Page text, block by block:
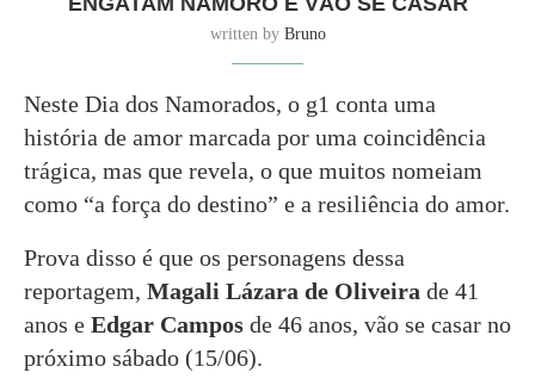
written by Bruno
Neste Dia dos Namorados, o g1 conta uma
história de amor marcada por uma coincidência
trágica, mas que revela, o que muitos nomeiam
como “a força do destino” e a resiliência do amor.
Prova disso é que os personagens dessa
reportagem, Magali Lázara de Oliveira de 41
anos e Edgar Campos de 46 anos, vão se casar no
próximo sábado (15/06).